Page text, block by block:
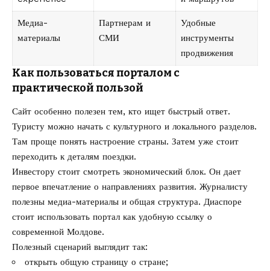
Медиа-
материалы
Партнерам и
СМИ
Удобные
инструменты
продвижения
Как пользоваться порталом с
практической пользой
Сайт особенно полезен тем, кто ищет быстрый ответ.
Туристу можно начать с культурного и локального разделов.
Там проще понять настроение страны. Затем уже стоит
переходить к деталям поездки.
Инвестору стоит смотреть экономический блок. Он дает
первое впечатление о направлениях развития. Журналисту
полезны медиа-материалы и общая структура. Диаспоре
стоит использовать портал как удобную ссылку о
современной Молдове.
Полезный сценарий выглядит так:
открыть общую страницу о стране;